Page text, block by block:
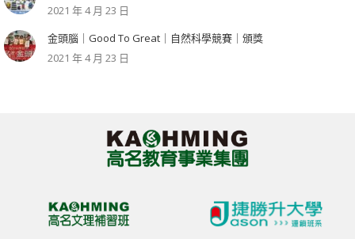
2021 年 4 月 23 日
金頭腦｜Good To Great｜自然科學競賽｜頒獎
2021 年 4 月 23 日